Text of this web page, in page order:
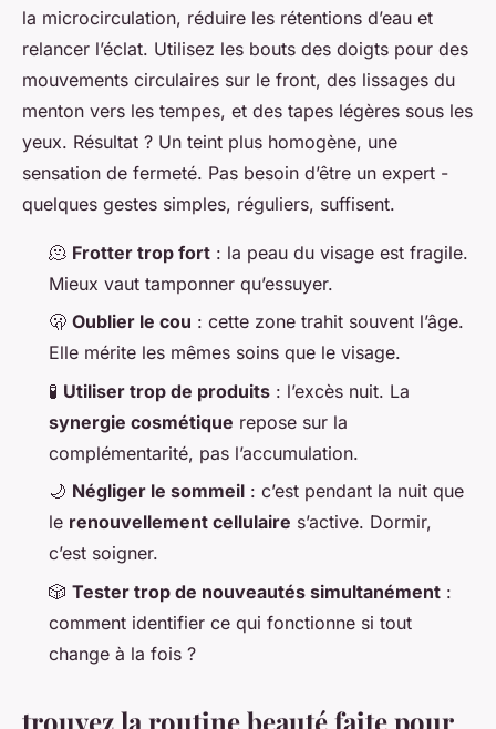
la microcirculation, réduire les rétentions d’eau et
relancer l’éclat. Utilisez les bouts des doigts pour des
mouvements circulaires sur le front, des lissages du
menton vers les tempes, et des tapes légères sous les
yeux. Résultat ? Un teint plus homogène, une
sensation de fermeté. Pas besoin d’être un expert -
quelques gestes simples, réguliers, suffisent.
🫠 Frotter trop fort : la peau du visage est fragile.
Mieux vaut tamponner qu’essuyer.
🫢 Oublier le cou : cette zone trahit souvent l’âge.
Elle mérite les mêmes soins que le visage.
🧪 Utiliser trop de produits : l’excès nuit. La
synergie cosmétique repose sur la
complémentarité, pas l’accumulation.
🌙 Négliger le sommeil : c’est pendant la nuit que
le renouvellement cellulaire s’active. Dormir,
c’est soigner.
🎲 Tester trop de nouveautés simultanément :
comment identifier ce qui fonctionne si tout
change à la fois ?
trouvez la routine beauté faite pour